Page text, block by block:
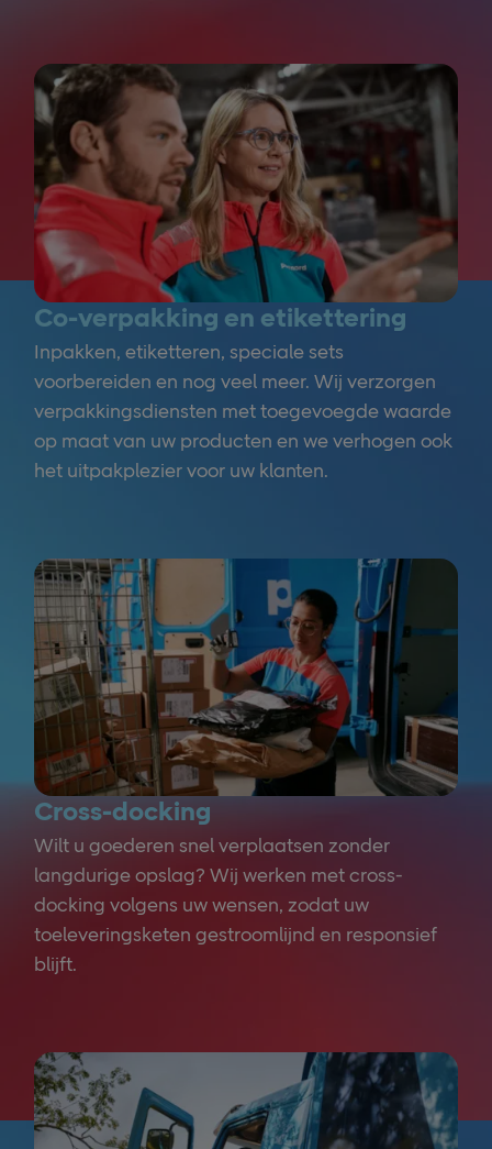
Co-verpakking en etikettering
Inpakken, etiketteren, speciale sets
voorbereiden en nog veel meer. Wij verzorgen
verpakkingsdiensten met toegevoegde waarde
op maat van uw producten en we verhogen ook
het uitpakplezier voor uw klanten.
Cross-docking
Wilt u goederen snel verplaatsen zonder
langdurige opslag? Wij werken met cross-
docking volgens uw wensen, zodat uw
toeleveringsketen gestroomlijnd en responsief
blijft.